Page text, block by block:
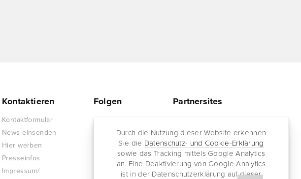
Durch die Nutzung dieser Website erkennen
Sie die Datenschutz- und Cookie-Erklärung
sowie das Tracking mittels Google Analytics
an. Eine Deaktivierung von Google Analytics
ist in der Datenschutzerklärung auf dieser
Kontaktieren
Kontaktformular
News einsenden
Hier werben
Presseinfos
Impressum/
Folgen
Facebook
RSS-Feed
Newsletter
Partnersites
Jazz for me